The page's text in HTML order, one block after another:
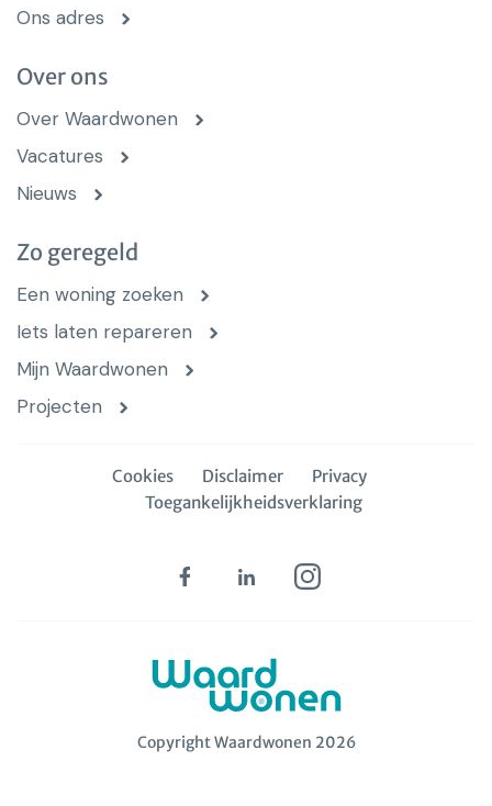
Ons adres
Over ons
Over Waardwonen
Vacatures
Nieuws
Zo geregeld
Een woning zoeken
Iets laten repareren
Mijn Waardwonen
Projecten
Copyright Waardwonen 2026
Cookies Disclaimer
Privacy
Toegankelijkheidsverklaring